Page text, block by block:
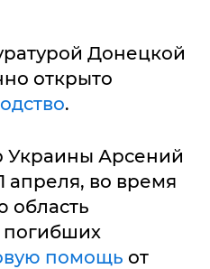
Донецкой
открыто
.
Арсений
апреля, во время
область
помощь от